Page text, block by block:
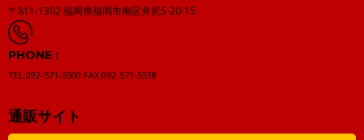
〒811-1302福岡県福岡市南区井尻5-20-15
PHONE :
TEL:092-571-5500 FAX:092-571-5538
通販サイト